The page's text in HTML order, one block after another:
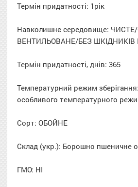
Термін придатності: 1рік
Навколишнє середовище:
ВЕНТИЛЬОВАНЕ/БЕЗ ШКІДНИКІВ
Термін придатності, днів: 365
Температурний режим
особливого температурного
Сорт: ОБОЙНЕ
Склад (укр.): Борошно пшеничне
ГМО: НІ